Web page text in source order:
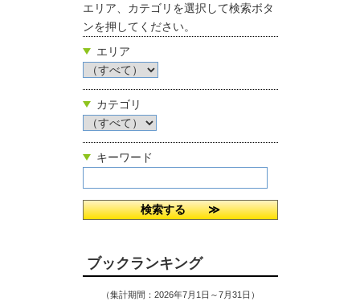
エリア、カテゴリを選択して検索ボタ
ンを押してください。
エリア
カテゴリ
キーワード
ブックランキング
（集計期間：2026年7月1日～7月31日）